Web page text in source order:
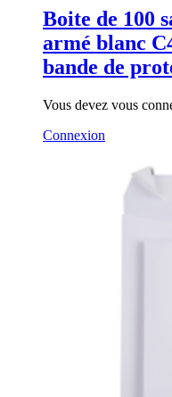
Boite de 100
armé blanc
bande de
Vous devez vous
Connexion